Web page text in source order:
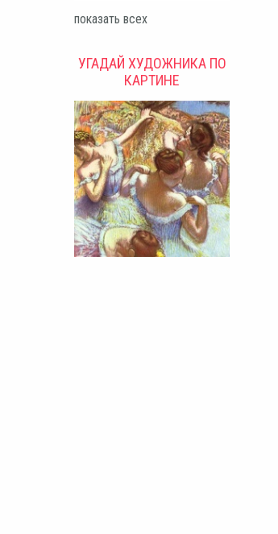
показать всех
УГАДАЙ ХУДОЖНИКА ПО
КАРТИНЕ